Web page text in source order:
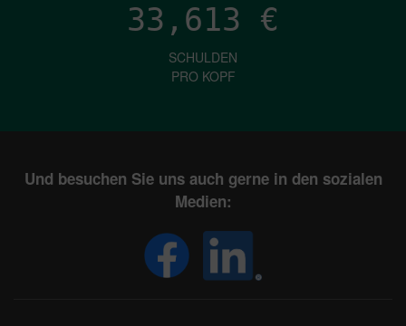
33,613 €
SCHULDEN
PRO KOPF
Und besuchen Sie uns auch gerne in den sozialen
Medien: